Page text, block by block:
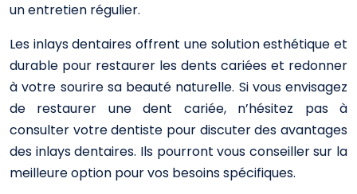
un entretien régulier.
Les inlays dentaires offrent une solution esthétique et
durable pour restaurer les dents cariées et redonner
à votre sourire sa beauté naturelle. Si vous envisagez
de restaurer une dent cariée, n’hésitez pas à
consulter votre dentiste pour discuter des avantages
des inlays dentaires. Ils pourront vous conseiller sur la
meilleure option pour vos besoins spécifiques.